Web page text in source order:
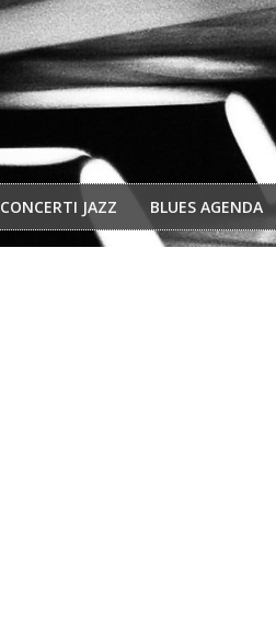
CONCERTI JAZZ BLUES AGENDA